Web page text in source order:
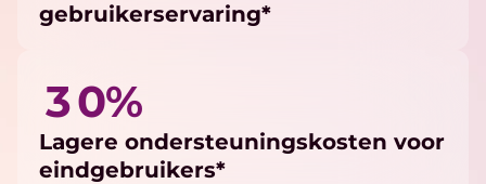
gebruikerservaring*
3 0%
Lagere ondersteuningskosten voor
eindgebruikers*